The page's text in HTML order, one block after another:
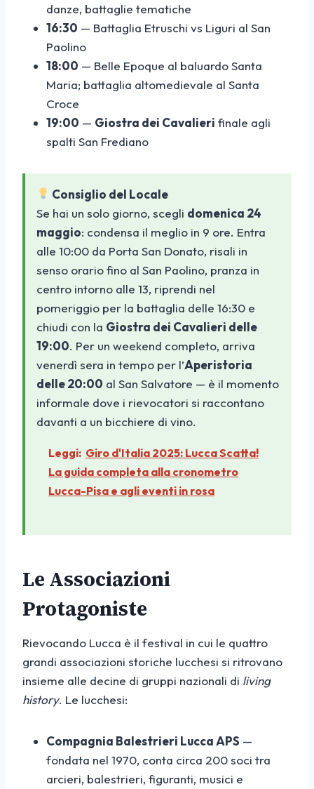
danze, battaglie tematiche
16:30 — Battaglia Etruschi vs Liguri al San
Paolino
18:00 — Belle Epoque al baluardo Santa
Maria; battaglia altomedievale al Santa
Croce
19:00 — Giostra dei Cavalieri finale agli
spalti San Frediano
Consiglio del Locale
Se hai un solo giorno, scegli domenica 24
maggio: condensa il meglio in 9 ore. Entra
alle 10:00 da Porta San Donato, risali in
senso orario fino al San Paolino, pranza in
centro intorno alle 13, riprendi nel
pomeriggio per la battaglia delle 16:30 e
chiudi con la Giostra dei Cavalieri delle
19:00. Per un weekend completo, arriva
venerdì sera in tempo per l’Aperistoria
delle 20:00 al San Salvatore — è il momento
informale dove i rievocatori si raccontano
davanti a un bicchiere di vino.
Leggi: Giro d'Italia 2025: Lucca Scatta!
La guida completa alla cronometro
Lucca-Pisa e agli eventi in rosa
Le Associazioni
Protagoniste
Rievocando Lucca è il festival in cui le quattro
grandi associazioni storiche lucchesi si ritrovano
insieme alle decine di gruppi nazionali di living
history. Le lucchesi:
Compagnia Balestrieri Lucca APS —
fondata nel 1970, conta circa 200 soci tra
arcieri, balestrieri, figuranti, musici e